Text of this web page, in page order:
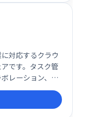
対応するクラウ
です。タスク管
レーション、進
アプリにも対
ームワークの向